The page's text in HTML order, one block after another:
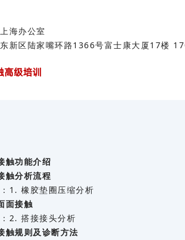
海办公室
新区陆家嘴环路1366号富士康大厦17楼
级培训
触功能介绍
触分析流程
1. 橡胶垫圈压缩分析
面接触
2. 搭接接头分析
触规则及诊断方法